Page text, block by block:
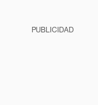
PUBLICIDAD